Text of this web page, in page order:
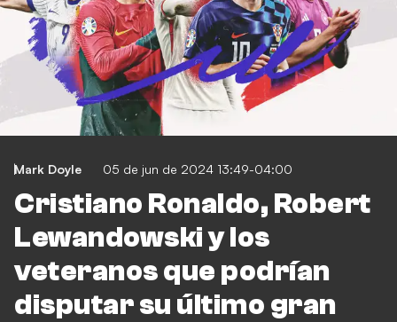
Mark Doyle 05 de jun de 2024 13:49-04:00
Cristiano Ronaldo, Robert
Lewandowski y los
veteranos que podrían
disputar su último gran